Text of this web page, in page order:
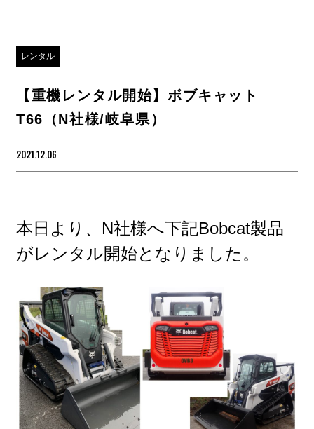
レンタル
【重機レンタル開始】ボブキャット
T66（N社様/岐阜県）
2021.12.06
本日より、N社様へ下記Bobcat製品
がレンタル開始となりました。